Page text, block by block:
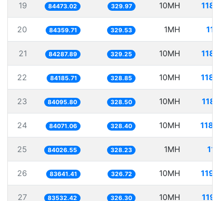
19 84473.02 329.97 10MH
20 84359.71 329.53 1MH
21 84287.89 329.25 10MH
22 84185.71 328.85 10MH
23 84095.80 328.50 10MH
24 84071.06 328.40 10MH
25 84026.55 328.23 1MH
26 83641.41 326.72 10MH
27 83532.42 326.30 10MH